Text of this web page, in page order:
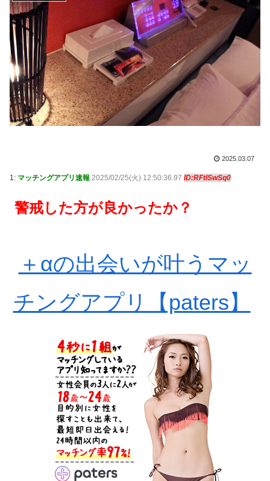
2025.03.07
1: マッチングアプリ速報 2025/02/25(火) 12:50:36.97 ID:RFtlSwSq0
警戒した方が良かったか？
＋αの出会いが叶うマッ
チングアプリ【paters】